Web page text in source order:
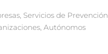
Servicios de Prevención,
Autónomos